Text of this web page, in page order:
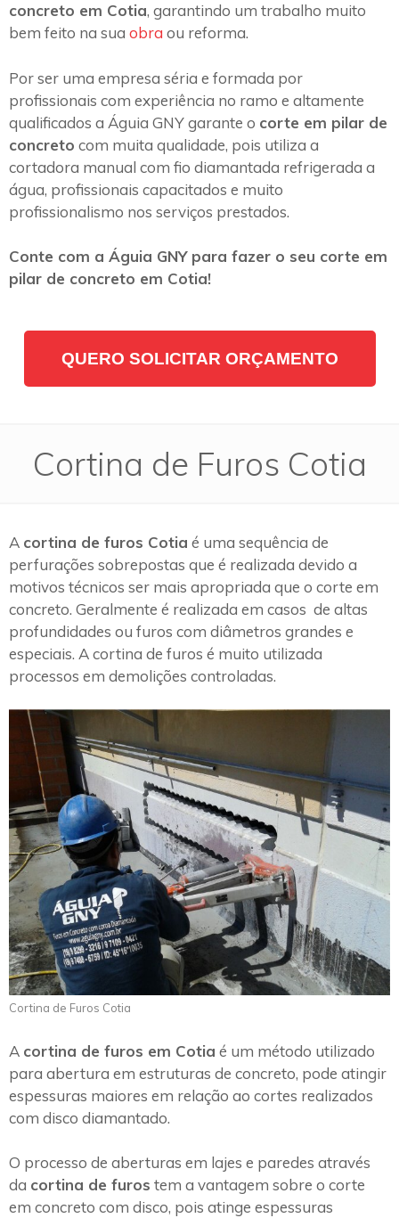
concreto em Cotia, garantindo um trabalho muito
bem feito na sua obra ou reforma.
Por ser uma empresa séria e formada por
profissionais com experiência no ramo e altamente
qualificados a Águia GNY garante o corte em pilar de
concreto com muita qualidade, pois utiliza a
cortadora manual com fio diamantada refrigerada a
água, profissionais capacitados e muito
profissionalismo nos serviços prestados.
Conte com a Águia GNY para fazer o seu corte em
pilar de concreto em Cotia!
QUERO SOLICITAR ORÇAMENTO
Cortina de Furos Cotia
A cortina de furos Cotia é uma sequência de
perfurações sobrepostas que é realizada devido a
motivos técnicos ser mais apropriada que o corte em
concreto. Geralmente é realizada em casos de altas
profundidades ou furos com diâmetros grandes e
especiais. A cortina de furos é muito utilizada
processos em demolições controladas.
Cortina de Furos Cotia
A cortina de furos em Cotia é um método utilizado
para abertura em estruturas de concreto, pode atingir
espessuras maiores em relação ao cortes realizados
com disco diamantado.
O processo de aberturas em lajes e paredes através
da cortina de furos tem a vantagem sobre o corte
em concreto com disco, pois atinge espessuras